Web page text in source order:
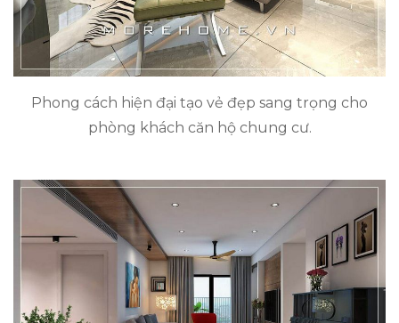
Phong cách hiện đại tạo vẻ đẹp sang trọng cho
phòng khách căn hộ chung cư.